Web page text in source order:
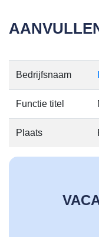
Bedrijfsnaam
Functie titel
Plaats